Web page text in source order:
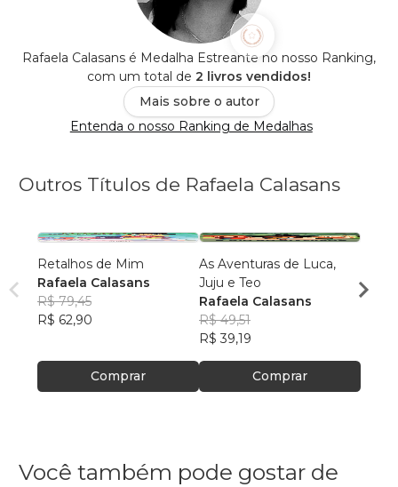
Rafaela Calasans é Medalha Estreante no nosso Ranking,
com um total de 2 livros vendidos!
Mais sobre o autor
Entenda o nosso Ranking de Medalhas
Outros Títulos de Rafaela Calasans
Retalhos de Mim
Rafaela Calasans
R$ 79,45
R$ 62,90
Comprar
As Aventuras de Luca,
Juju e Teo
Rafaela Calasans
R$ 49,51
R$ 39,19
Comprar
Juju
Você também pode gostar de